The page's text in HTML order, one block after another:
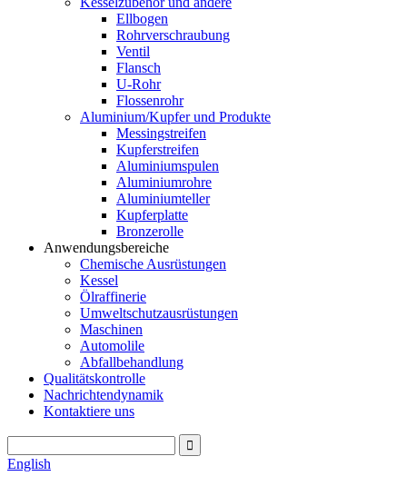
Ellbogen
Rohrverschraubung
Ventil
Flansch
U-Rohr
Flossenrohr
Aluminium/Kupfer und Produkte
Messingstreifen
Kupferstreifen
Aluminiumspulen
Aluminiumrohre
Aluminiumteller
Kupferplatte
Bronzerolle
Anwendungsbereiche
Chemische Ausrüstungen
Kessel
Ölraffinerie
Umweltschutzausrüstungen
Maschinen
Automolile
Abfallbehandlung
Qualitätskontrolle
Nachrichtendynamik
Kontaktiere uns
English